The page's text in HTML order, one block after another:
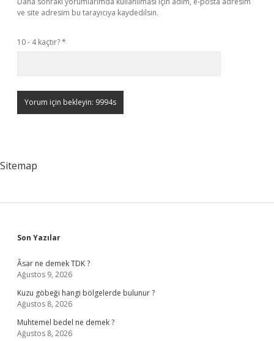
ve site adresim bu tarayıcıya kaydedilsin.
10 - 4 kaçtır?*
Sitemap
Sidebar
Son Yazılar
Âsar ne demek TDK ?
Ağustos 9, 2026
Kuzu göbeği hangi bölgelerde bulunur ?
Ağustos 8, 2026
Muhtemel bedel ne demek ?
Ağustos 8, 2026